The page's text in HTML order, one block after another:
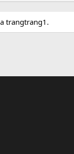
trangtrang1.